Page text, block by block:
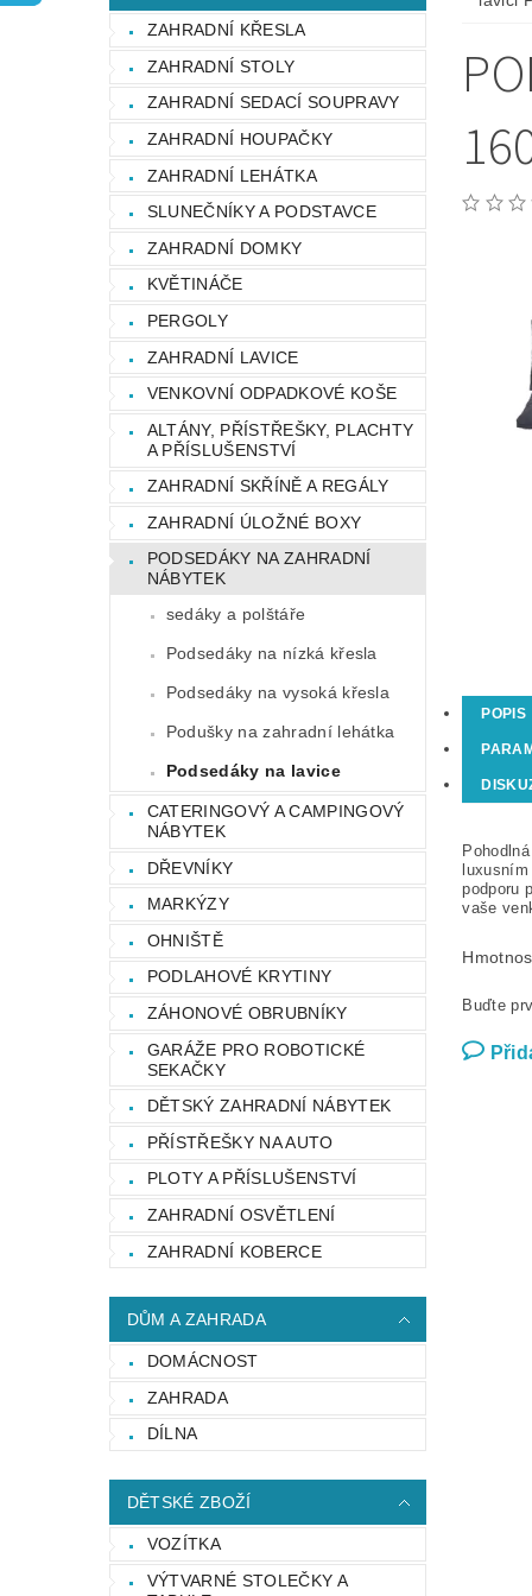
OCHRANA OSOBNÍCH ÚDAJŮ
ZAHRADNÍ KŘESLA
ZAHRADNÍ STOLY
ZAHRADNÍ SEDACÍ SOUPRAVY
ZAHRADNÍ HOUPAČKY
ZAHRADNÍ LEHÁTKA
SLUNEČNÍKY A PODSTAVCE
ZAHRADNÍ DOMKY
KVĚTINÁČE
PERGOLY
ZAHRADNÍ LAVICE
VENKOVNÍ ODPADKOVÉ KOŠE
ALTÁNY, PŘÍSTŘEŠKY, PLACHTY
A PŘÍSLUŠENSTVÍ
ZAHRADNÍ SKŘÍNĚ A REGÁLY
ZAHRADNÍ ÚLOŽNÉ BOXY
PODSEDÁKY NA ZAHRADNÍ
NÁBYTEK
sedáky a polštáře
Podsedáky na nízká křesla
Podsedáky na vysoká křesla
Podušky na zahradní lehátka
Podsedáky na lavice
CATERINGOVÝ A CAMPINGOVÝ
NÁBYTEK
DŘEVNÍKY
MARKÝZY
OHNIŠTĚ
PODLAHOVÉ KRYTINY
ZÁHONOVÉ OBRUBNÍKY
GARÁŽE PRO ROBOTICKÉ
SEKAČKY
DĚTSKÝ ZAHRADNÍ NÁBYTEK
PŘÍSTŘEŠKY NA AUTO
PLOTY A PŘÍSLUŠENSTVÍ
ZAHRADNÍ OSVĚTLENÍ
ZAHRADNÍ KOBERCE
DŮM A ZAHRADA
DOMÁCNOST
ZAHRADA
DÍLNA
DĚTSKÉ ZBOŽÍ
VOZÍTKA
VÝTVARNÉ STOLEČKY A
POPIS
podporu
vaše
Buďte